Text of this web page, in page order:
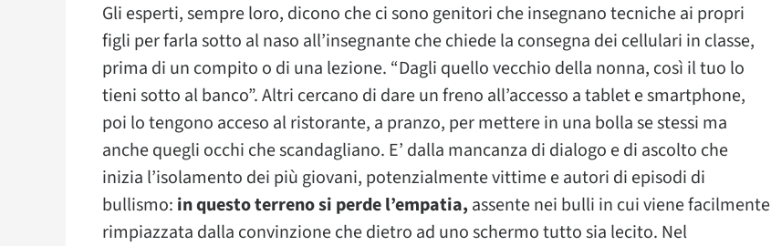
Gli esperti, sempre loro, dicono che ci sono genitori che insegnano tecniche ai propri
figli per farla sotto al naso all’insegnante che chiede la consegna dei cellulari in classe,
prima di un compito o di una lezione. “Dagli quello vecchio della nonna, così il tuo lo
tieni sotto al banco”. Altri cercano di dare un freno all’accesso a tablet e smartphone,
poi lo tengono acceso al ristorante, a pranzo, per mettere in una bolla se stessi ma
anche quegli occhi che scandagliano. E’ dalla mancanza di dialogo e di ascolto che
inizia l’isolamento dei più giovani, potenzialmente vittime e autori di episodi di
bullismo: in questo terreno si perde l’empatia, assente nei bulli in cui viene facilmente
rimpiazzata dalla convinzione che dietro ad uno schermo tutto sia lecito. Nel